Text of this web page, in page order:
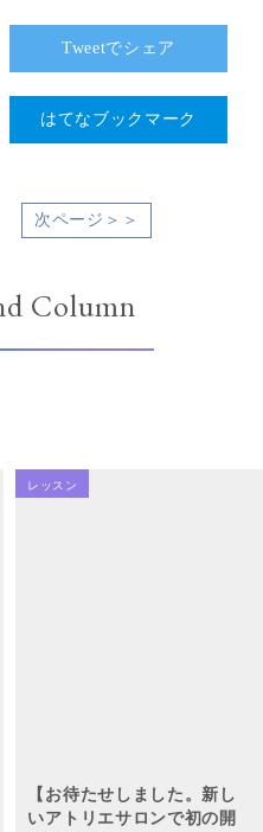
Tweetでシェア
はてなブックマーク
次ページ＞＞
Column
レッスン
【お待たせしました。新し
いアトリエサロンで初の開